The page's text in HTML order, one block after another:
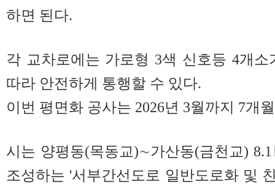
하면 된다.
각 교차로에는 가로형 3색 신호등 4개
따라 안전하게 통행할 수 있다.
이번 평면화 공사는 2026년 3월까지 7개
시는 양평동(목동교)∼가산동(금천교)
조성하는 '서부간선도로 일반도로화 및